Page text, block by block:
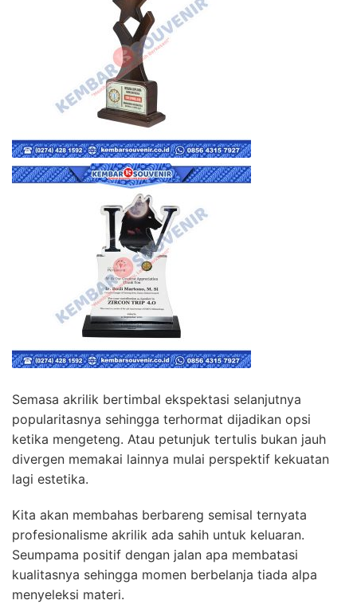
Semasa akrilik bertimbal ekspektasi selanjutnya
popularitasnya sehingga terhormat dijadikan opsi
ketika mengeteng. Atau petunjuk tertulis bukan jauh
divergen memakai lainnya mulai perspektif kekuatan
lagi estetika.
Kita akan membahas berbareng semisal ternyata
profesionalisme akrilik ada sahih untuk keluaran.
Seumpama positif dengan jalan apa membatasi
kualitasnya sehingga momen berbelanja tiada alpa
menyeleksi materi.